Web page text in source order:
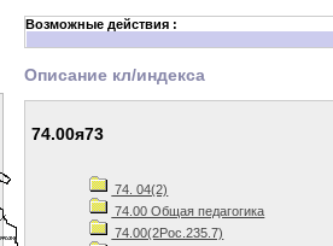
Возможные действия :
Описание кл/индекса
74.00я73
74. 04(2)
74.00 Общая педагогика
74.00(2Рос.235.7)